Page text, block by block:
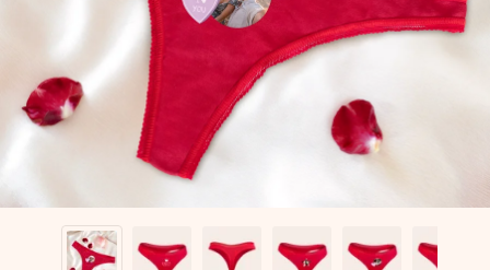
Creează ceva unic în doar câțiva pași - cu numele ei,
fotografia ta sau un mesaj din suflet. Fără bătăi de cap,
doar bucură-te de moment.